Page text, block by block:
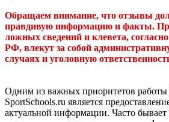
Обращаем внимание, что отзывы
правдивую информацию и факты.
ложных сведений и клевета,
РФ, влекут за собой
случаях и уголовную
Одним из важных приоритетов работы
SportSchools.ru является
актуальной информации. Часто